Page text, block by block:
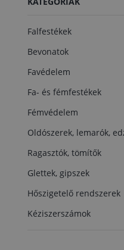
Falfestékek
Bevonatok
Favédelem
Fa- és fémfestékek
Fémvédelem
Oldószerek, lemarók,
Ragasztók, tömítők
Glettek, gipszek
Hőszigetelő rendszerek
Kéziszerszámok